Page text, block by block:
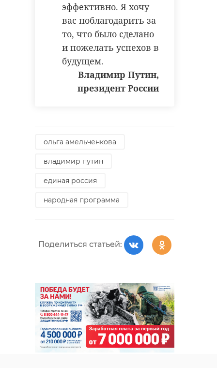
эффективно. Я хочу
вас поблагодарить за
то, что было сделано
и пожелать успехов в
будущем.
Владимир Путин,
президент России
ольга амельченкова
владимир путин
единая россия
народная программа
Поделиться статьей: